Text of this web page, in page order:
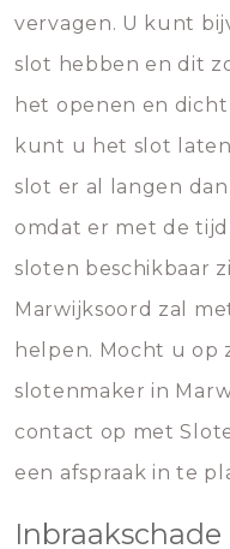
vervagen. U kunt
slot hebben en dit
het openen en
kunt u het slot
slot er al langen
omdat er met de
sloten beschikbaar
Marwijksoord zal
helpen. Mocht u op
slotenmaker in
contact op met
een afspraak in te
Inbraakschade